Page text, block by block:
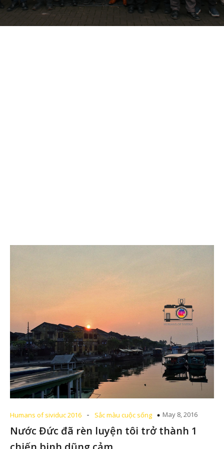
Humans of sividuc 2016 - Sắc màu cuộc sống May 8, 2016
Nước Đức đã rèn luyện tôi trở thành 1